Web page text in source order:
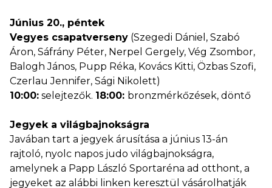
Június 20., péntek
Vegyes csapatverseny (Szegedi Dániel, Szabó
Áron, Sáfrány Péter, Nerpel Gergely, Vég Zsombor,
Balogh János, Pupp Réka, Kovács Kitti, Özbas Szofi,
Czerlau Jennifer, Sági Nikolett)
10:00: selejtezők. 18:00: bronzmérkőzések, döntő
Jegyek a világbajnokságra
Javában tart a jegyek árusítása a június 13-án
rajtoló, nyolc napos judo világbajnokságra,
amelynek a Papp László Sportaréna ad otthont, a
jegyeket az alábbi linken keresztül vásárolhatják